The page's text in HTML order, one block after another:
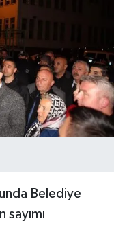
Belediye
sayımı